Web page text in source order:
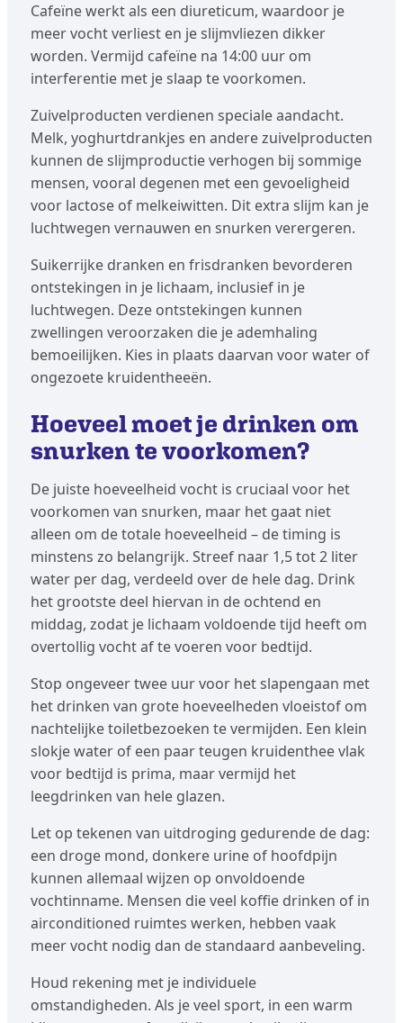
Cafeïne werkt als een diureticum, waardoor je
meer vocht verliest en je slijmvliezen dikker
worden. Vermijd cafeïne na 14:00 uur om
interferentie met je slaap te voorkomen.
Zuivelproducten verdienen speciale aandacht.
Melk, yoghurtdrankjes en andere zuivelproducten
kunnen de slijmproductie verhogen bij sommige
mensen, vooral degenen met een gevoeligheid
voor lactose of melkeiwitten. Dit extra slijm kan je
luchtwegen vernauwen en snurken verergeren.
Suikerrijke dranken en frisdranken bevorderen
ontstekingen in je lichaam, inclusief in je
luchtwegen. Deze ontstekingen kunnen
zwellingen veroorzaken die je ademhaling
bemoeilijken. Kies in plaats daarvan voor water of
ongezoete kruidentheeën.
Hoeveel moet je drinken om
snurken te voorkomen?
De juiste hoeveelheid vocht is cruciaal voor het
voorkomen van snurken, maar het gaat niet
alleen om de totale hoeveelheid – de timing is
minstens zo belangrijk. Streef naar 1,5 tot 2 liter
water per dag, verdeeld over de hele dag. Drink
het grootste deel hiervan in de ochtend en
middag, zodat je lichaam voldoende tijd heeft om
overtollig vocht af te voeren voor bedtijd.
Stop ongeveer twee uur voor het slapengaan met
het drinken van grote hoeveelheden vloeistof om
nachtelijke toiletbezoeken te vermijden. Een klein
slokje water of een paar teugen kruidenthee vlak
voor bedtijd is prima, maar vermijd het
leegdrinken van hele glazen.
Let op tekenen van uitdroging gedurende de dag:
een droge mond, donkere urine of hoofdpijn
kunnen allemaal wijzen op onvoldoende
vochtinname. Mensen die veel koffie drinken of in
airconditioned ruimtes werken, hebben vaak
meer vocht nodig dan de standaard aanbeveling.
Houd rekening met je individuele
omstandigheden. Als je veel sport, in een warm